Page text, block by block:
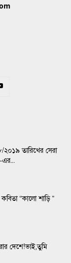
২০১৯ তারিখের সেরা
“কালো শাড়ি ”
দেশে!ভাই,তুমি